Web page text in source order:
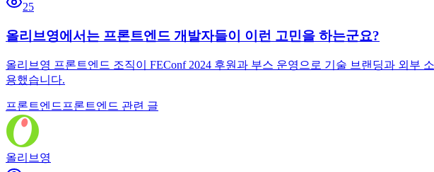
25
올리브영에서는 프론트엔드 개발자들이 이런 고민을 하는군요?
올리브영 프론트엔드 조직이 FEConf 2024 후원과 부스 운영으로 기술 브랜딩과 외
용했습니다.
프론트엔드프론트엔드 관련 글
올리브영